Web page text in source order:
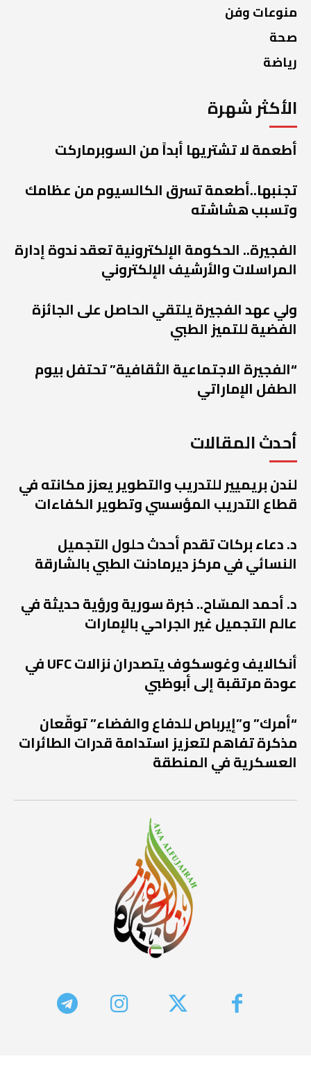
منوعات وفن
صحة
رياضة
الأكثر شهرة
أطعمة لا تشتريها أبداً من السوبرماركت
تجنبها..أطعمة تسرق الكالسيوم من عظامك
وتسبب هشاشته
الفجيرة.. الحكومة الإلكترونية تعقد ندوة إدارة
المراسلات والأرشيف الإلكتروني
ولي عهد الفجيرة يلتقي الحاصل على الجائزة
الفضية للتميز الطبي
“الفجيرة الاجتماعية الثقافية” تحتفل بيوم
الطفل الإماراتي
أحدث المقالات
لندن بريميير للتدريب والتطوير يعزز مكانته في
قطاع التدريب المؤسسي وتطوير الكفاءات
د. دعاء بركات تقدم أحدث حلول التجميل
النسائي في مركز ديرمادنت الطبي بالشارقة
د. أحمد المسّاح.. خبرة سورية ورؤية حديثة في
عالم التجميل غير الجراحي بالإمارات
أنكالايف وغوسكوف يتصدران نزالات UFC في
عودة مرتقبة إلى أبوظبي
“أمرك” و”إيرباص للدفاع والفضاء” توقّعان
مذكرة تفاهم لتعزيز استدامة قدرات الطائرات
العسكرية في المنطقة